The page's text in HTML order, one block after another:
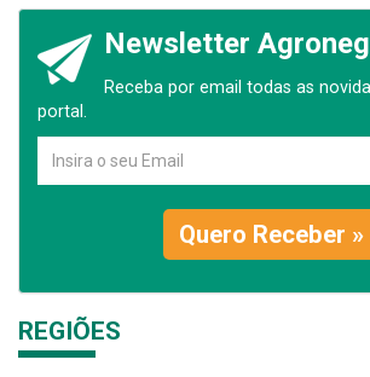
Newsletter
Receba por email todas as
portal.
Quero Receber »
REGIÕES